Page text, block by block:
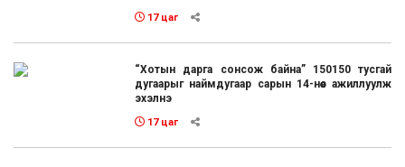
17 цаг
“Хотын дарга сонсож байна” 150150 тусгай
дугаарыг наймдугаар сарын 14-нөөс ажиллуулж
эхэлнэ
17 цаг